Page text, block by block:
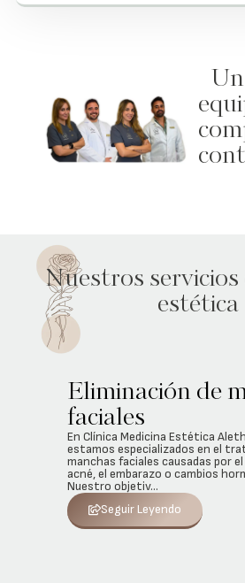
Un
Nuestros servicios
estética
Eliminación de
faciales
En Clínica Medicina Estética
estamos especializados en el
manchas faciales causadas por el
acné, el embarazo o cambios
Nuestro objetiv...
Seguir Leyendo